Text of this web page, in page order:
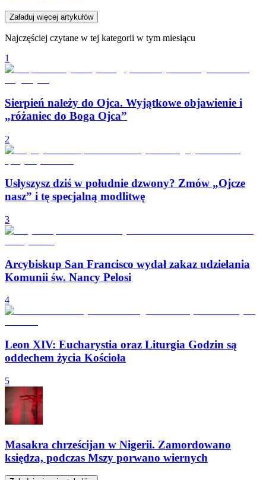
Załaduj więcej artykułów
Najczęściej czytane w tej kategorii w tym miesiącu
1
Sierpień należy do Ojca. Wyjątkowe objawienie i
„różaniec do Boga Ojca”
2
Usłyszysz dziś w południe dzwony? Zmów „Ojcze
nasz” i tę specjalną modlitwę
3
Arcybiskup San Francisco wydał zakaz udzielania
Komunii św. Nancy Pelosi
4
Leon XIV: Eucharystia oraz Liturgia Godzin są
oddechem życia Kościoła
5
Masakra chrześcijan w Nigerii. Zamordowano
księdza, podczas Mszy porwano wiernych